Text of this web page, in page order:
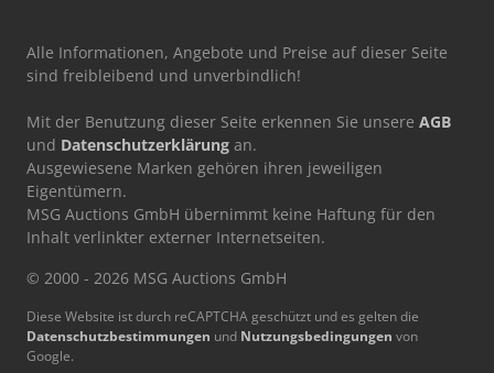
Alle Informationen, Angebote und Preise auf dieser Seite
sind freibleibend und unverbindlich!
Mit der Benutzung dieser Seite erkennen Sie unsere AGB
und Datenschutzerklärung an.
Ausgewiesene Marken gehören ihren jeweiligen
Eigentümern.
MSG Auctions GmbH übernimmt keine Haftung für den
Inhalt verlinkter externer Internetseiten.
© 2000 - 2026 MSG Auctions GmbH
Diese Website ist durch reCAPTCHA geschützt und es gelten die
Datenschutzbestimmungen und Nutzungsbedingungen von
Google.